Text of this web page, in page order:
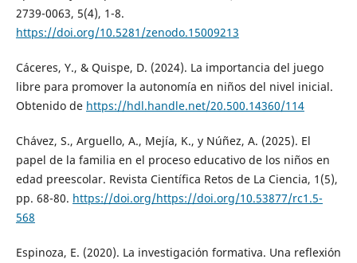
2739-0063, 5(4), 1-8.
https://doi.org/10.5281/zenodo.15009213
Cáceres, Y., & Quispe, D. (2024). La importancia del juego
libre para promover la autonomía en niños del nivel inicial.
Obtenido de https://hdl.handle.net/20.500.14360/114
Chávez, S., Arguello, A., Mejía, K., y Núñez, A. (2025). El
papel de la familia en el proceso educativo de los niños en
edad preescolar. Revista Científica Retos de La Ciencia, 1(5),
pp. 68-80. https://doi.org/https://doi.org/10.53877/rc1.5-
568
Espinoza, E. (2020). La investigación formativa. Una reflexión